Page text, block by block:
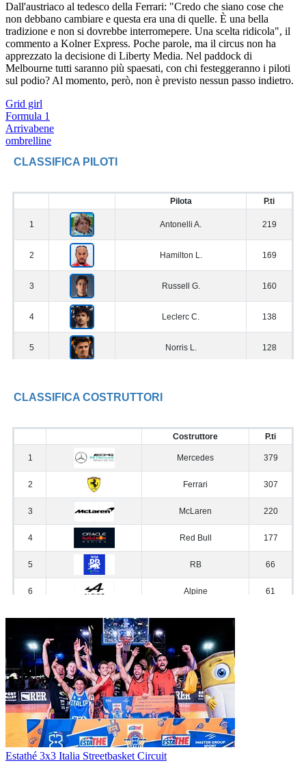
Dall'austriaco al tedesco della Ferrari: "Credo che siano cose che
non debbano cambiare e questa era una di quelle. È una bella
tradizione e non si dovrebbe interromepere. Una scelta ridicola", il
commento a Kolner Express. Poche parole, ma il circus non ha
apprezzato la decisione di Liberty Media. Nel paddock di
Melbourne tutti saranno più spaesati, con chi festeggeranno i piloti
sul podio? Al momento, però, non è previsto nessun passo indietro.
Grid girl
Formula 1
Arrivabene
ombrelline
Estathé 3x3 Italia Streetbasket Circuit